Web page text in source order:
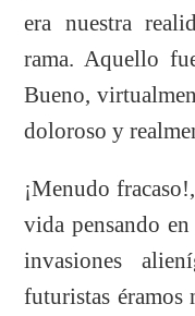
era nuestra
rama. Aquello
Bueno,
doloroso y
¡Menudo
vida pensando
invasiones
futuristas éramos